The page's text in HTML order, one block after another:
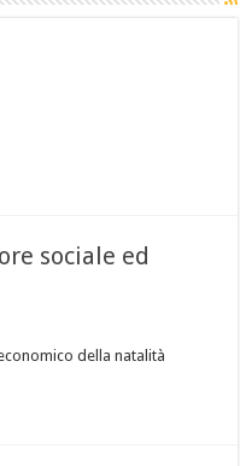
sociale ed
della natalità